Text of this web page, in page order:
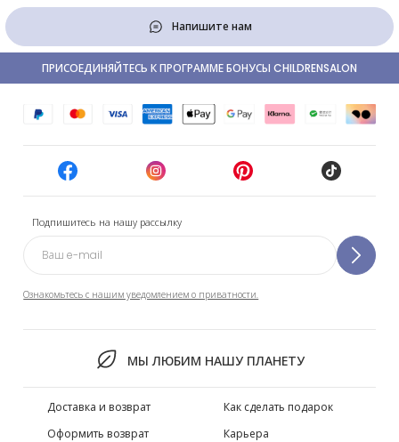
Напишите нам
Подпишитесь на нашу рассылку
Ознакомьтесь с нашим уведомлением о приватности.
МЫ ЛЮБИМ НАШУ ПЛАНЕТУ
ПРИСОЕДИНЯЙТЕСЬ К ПРОГРАММЕ БОНУСЫ CHILDRENSALON
Доставка и возврат
Оформить возврат
Как сделать подарок
Карьера